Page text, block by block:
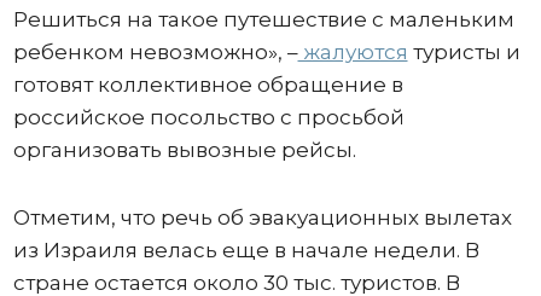
Решиться на такое путешествие с маленьким
ребенком невозможно», –жалуются туристы и
готовят коллективное обращение в
российское посольство с просьбой
организовать вывозные рейсы.
Отметим, что речь об эвакуационных вылетах
из Израиля велась еще в начале недели. В
стране остается около 30 тыс. туристов. В